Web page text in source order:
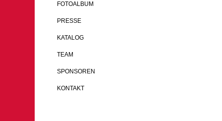
FOTOALBUM
PRESSE
KATALOG
TEAM
SPONSOREN
KONTAKT